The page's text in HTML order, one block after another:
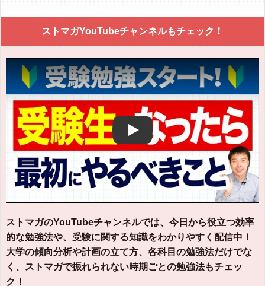
ストマガYouTubeチャンネルもチェック！
Play
ストマガのYouTubeチャンネルでは、今日から役立つ効率
的な勉強法や、受験に関する知識をわかりやすく配信中！
大学の傾向分析や計画の立て方、各科目の勉強法だけでな
く、ストマガで振れられない時期ごとの勉強法もチェッ
ク！